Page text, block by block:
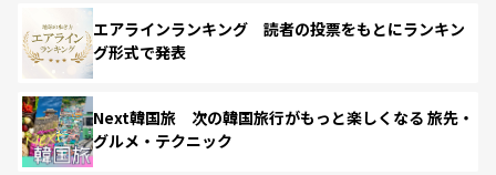
エアラインランキング 読者の投票をもとにランキン
グ形式で発表
Next韓国旅 次の韓国旅行がもっと楽しくなる 旅先・
グルメ・テクニック